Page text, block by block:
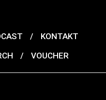
/
KONTAKT
/ VOUCHER